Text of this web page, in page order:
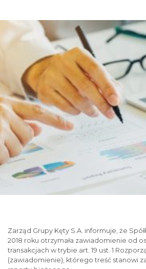
Zarząd Grupy Kęty S.A. informuje, że
2018 roku otrzymała zawiadomienie od
transakcjach w trybie art. 19 ust. 1
(zawiadomienie), którego treść stanowi